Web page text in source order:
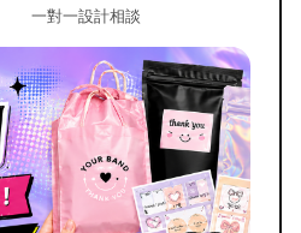
一對一設計相談